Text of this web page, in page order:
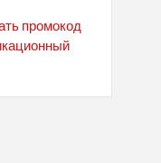
промокод